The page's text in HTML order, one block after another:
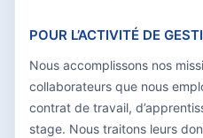
POUR L’ACTIVITÉ DE
Nous accomplissons nos
collaborateurs que nous
contrat de travail,
stage. Nous traitons leurs